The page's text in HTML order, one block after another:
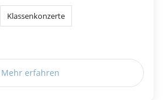
Klassenkonzerte
Mehr erfahren